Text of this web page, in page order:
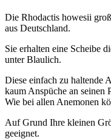
Die Rhodactis howesii
aus Deutschland.
Sie erhalten eine Scheibe
unter Blaulich.
Diese einfach zu haltende
kaum Anspüche an seinen
Wie bei allen Anemonen
Auf Grund Ihre kleinen
geeignet.